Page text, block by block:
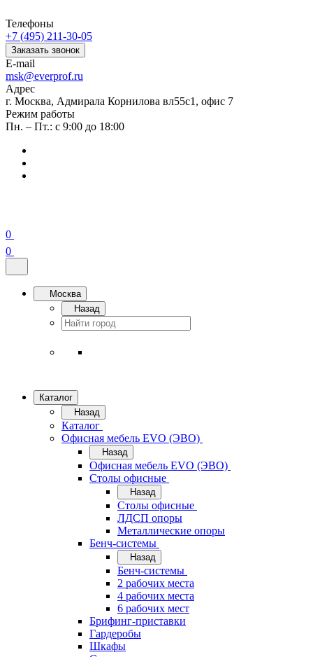
Телефоны
+7 (495) 211-30-05
Заказать звонок
E-mail
msk@everprof.ru
Адрес
г. Москва, Адмирала Корнилова вл55с1, офис 7
Режим работы
Пн. – Пт.: с 9:00 до 18:00
0
0
Москва
Назад
Каталог
Назад
Каталог
Офисная мебель EVO (ЭВО)
Назад
Офисная мебель EVO (ЭВО)
Cтолы офисные
Назад
Cтолы офисные
ЛДСП опоры
Металлические опоры
Бенч-системы
Назад
Бенч-системы
2 рабочих места
4 рабочих места
6 рабочих мест
Брифинг-приставки
Гардеробы
Шкафы